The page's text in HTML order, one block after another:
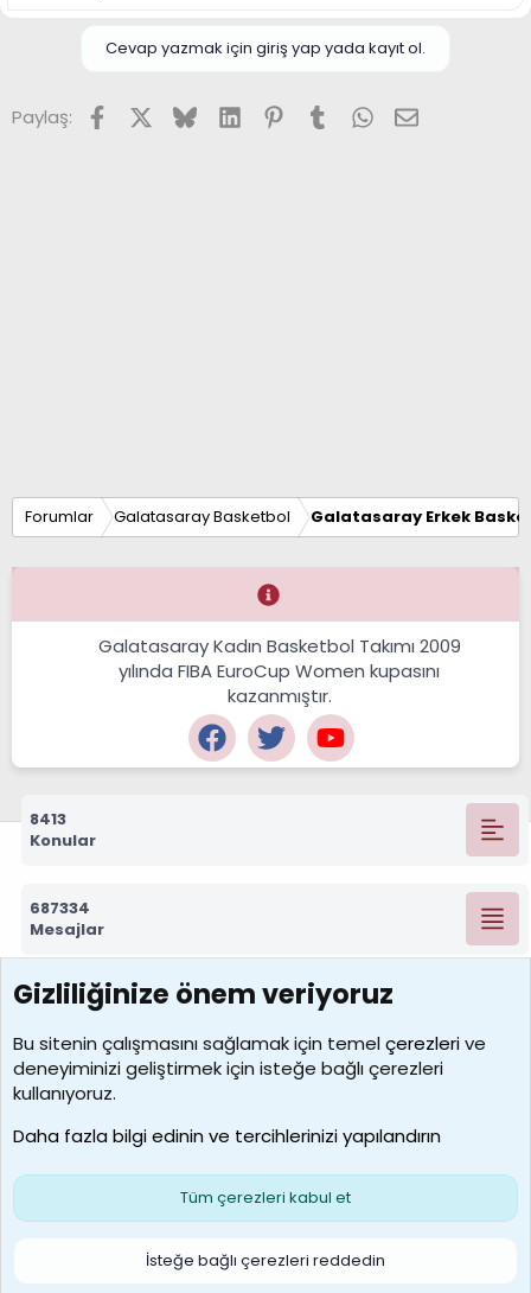
Cevap yazmak için giriş yap yada kayıt ol.
Paylaş: FacebookX (Twitter)
BlueskyLinkedInPinterest
TumblrWhatsApp
E-posta
Forumlar Galatasaray Basketbol Galatasaray Erkek
Galatasaray Kadın Basketbol Takımı 2009
yılında FIBA EuroCup Women kupasını
kazanmıştır.
8413
Konular
687334
Mesajlar
7390
Kullanıcılar
MosesBrownHayranı
Son üye
Çerezler
S
Gizliliğinize önem veriyoruz
Bu sitenin çalışmasını sağlamak için temelçerezlerive
deneyiminizi geliştirmek için isteğe bağlı çerezleri
kullanıyoruz.
Daha fazla bilgi edinin ve tercihlerinizi yapılandırın
Tüm çerezleri kabul et
İsteğe bağlı çerezleri reddedin